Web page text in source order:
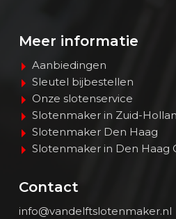
Meer informatie
Aanbiedingen
Sleutel bijbestellen
Onze slotenservice
Slotenmaker in Zuid-
Slotenmaker Den Haag
Slotenmaker in Den Haag
Contact
info@vandelftslotenmaker.nl